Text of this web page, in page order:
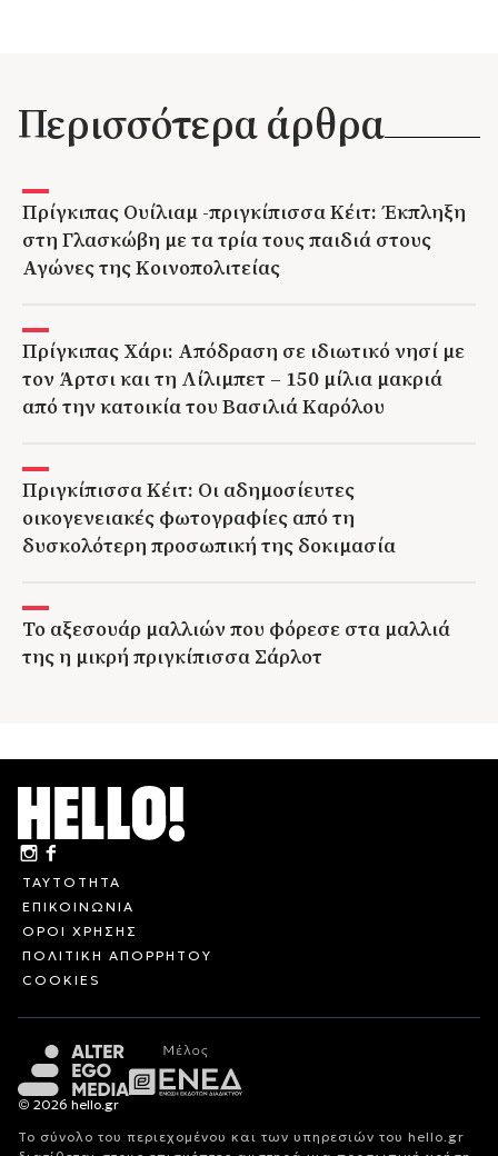
Περισσότερα άρθρα
Πρίγκιπας Ουίλιαμ -πριγκίπισσα Κέιτ: Έκπληξη
στη Γλασκώβη με τα τρία τους παιδιά στους
Αγώνες της Κοινοπολιτείας
Πρίγκιπας Χάρι: Απόδραση σε ιδιωτικό νησί με
τον Άρτσι και τη Λίλιμπετ – 150 μίλια μακριά
από την κατοικία του Βασιλιά Καρόλου
Πριγκίπισσα Κέιτ: Οι αδημοσίευτες
οικογενειακές φωτογραφίες από τη
δυσκολότερη προσωπική της δοκιμασία
Το αξεσουάρ μαλλιών που φόρεσε στα μαλλιά
της η μικρή πριγκίπισσα Σάρλοτ
ΤΑΥΤΟΤΗΤΑ
ΕΠΙΚΟΙΝΩΝΙΑ
ΟΡΟΙ ΧΡΗΣΗΣ
ΠΟΛΙΤΙΚΗ ΑΠΟΡΡΗΤΟΥ
COOKIES
© 2026 hello.gr
Το σύνολο του περιεχομένου και των υπηρεσιών του hello.gr